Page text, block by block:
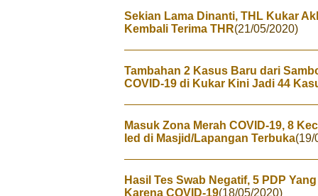
Sekian Lama Dinanti, THL Kukar
Kembali Terima THR(21/05/2020)
Tambahan 2 Kasus Baru dari
COVID-19 di Kukar Kini Jadi 44
Masuk Zona Merah COVID-19, 8
Ied di Masjid/Lapangan Terbuka(19/
Hasil Tes Swab Negatif, 5 PDP
Karena COVID-19(18/05/2020)